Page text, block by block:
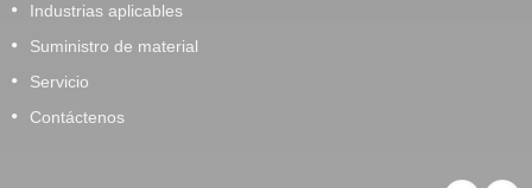
Industrias aplicables
Suministro de material
Servicio
Contáctenos